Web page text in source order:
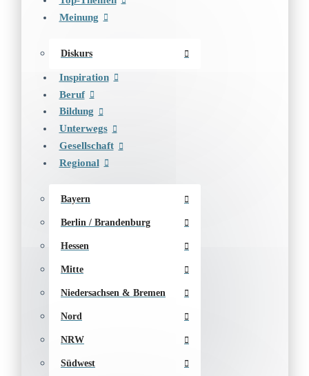
Meinung
Diskurs
Inspiration
Beruf
Bildung
Unterwegs
Gesellschaft
Regional
Bayern
Berlin / Brandenburg
Hessen
Mitte
Niedersachsen & Bremen
Nord
NRW
Südwest